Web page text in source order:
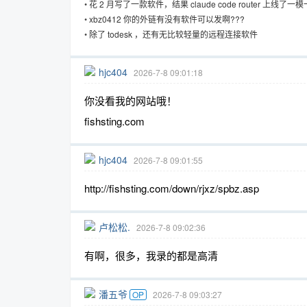
•花 2 月写了一款软件，结果 claude code router 上线了一模
•xbz0412 你的外链有没有软件可以发啊???
• 除了 todesk ，还有无比较轻量的远程连接软件
hjc404 2026-7-8 09:01:18
你没看我的网站哦！
fishsting.com
hjc404 2026-7-8 09:01:55
http://fishsting.com/down/rjxz/spbz.asp
卢松松. 2026-7-8 09:02:36
有啊，很多，我录的都是高清
潘五爷 OP 2026-7-8 09:03:27